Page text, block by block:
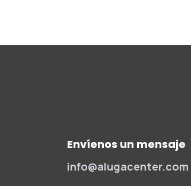
Envíenos un mensaje
info@alugacenter.com